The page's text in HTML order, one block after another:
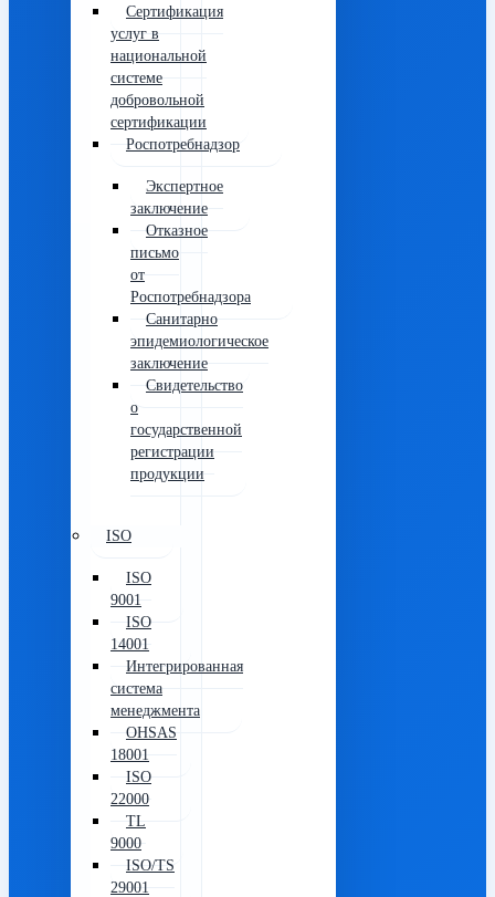
Сертификация
услуг в
национальной
системе
добровольной
сертификации
Роспотребнадзор
Экспертное
заключение
Отказное
письмо
от
Роспотребнадзора
Санитарно
эпидемиологическое
заключение
Свидетельство
о
государственной
регистрации
продукции
ISO
ISO
9001
ISO
14001
Интегрированная
система
менеджмента
OHSAS
18001
ISO
22000
TL
9000
ISO/TS
29001